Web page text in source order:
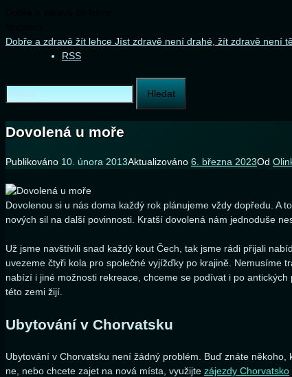
Přejít
webu
Dobře a zdravě žít lehce Jíst zdravě není drahé, žít zdravě není
RSS
Vyhledávání
Dovolená u moře
Publikováno 10. února 2013Aktualizováno 6. března 2023Od
Dovolenou si u nás doma každý rok plánujeme vždy dopředu. A
nových sil na další povinnosti. Kratší dovolená nám jednoduše
Už jsme navštívili snad každý kout Čech, tak jsme rádi přijali
uvezeme čtyři kola pro společné vyjížďky po krajině. Nemusíme
nabízí i jiné možnosti rekreace, chceme se podívat i po
této zemi žijí.
Ubytování v Chorvatsku
Ubytování v Chorvatsku není žádný problém. Buď znáte
ne, nebo chcete zajet na nová místa, využijte zájezdy Chorvatsko